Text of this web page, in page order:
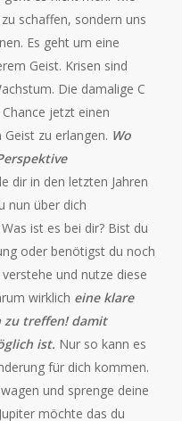
schaffen, sondern uns
Es geht um eine
Geist. Krisen sind
Die damalige C
jetzt einen
zu erlangen. Wo
dir in den letzten Jahren
nun über dich
ist es bei dir? Bist du
oder benötigst du noch
und nutze diese
wirklich eine klare
zu treffen! damit
ist. Nur so kann es
für dich kommen.
und sprenge deine
möchte das du